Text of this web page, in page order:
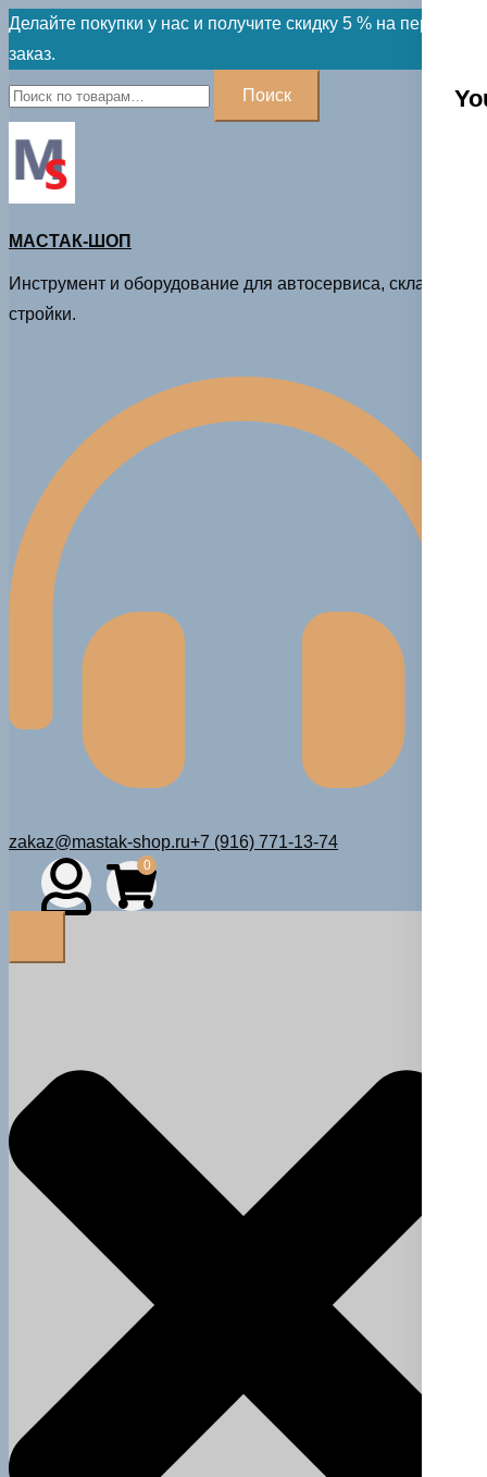
Skip
to
content
Делайте покупки у нас и получите скидку 5 % на первый
заказ.
Искать:
Поиск
МАСТАК-ШОП
Инструмент и оборудование для автосервиса, склада и
стройки.
zakaz@mastak-shop.ru+7 (916) 771-13-74
0